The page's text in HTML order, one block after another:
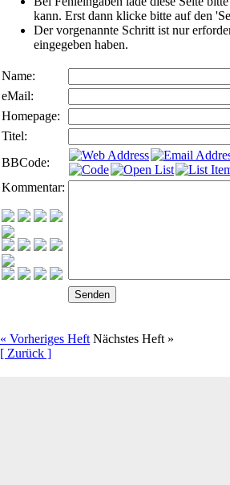
kann. Erst dann klicke bitte auf den
Der vorgenannte Schritt ist nur
eingegeben haben.
Name:
eMail:
Homepage:
Titel:
BBCode:
Kommentar:
« Vorheriges Heft Nächstes Heft »
[ Zurück ]